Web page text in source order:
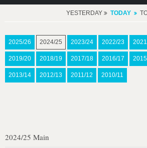
YESTERDAY TODAY
2025/26 2024/25 2023/24 2022/23
2019/20 2018/19 2017/18 2016/17
2013/14 2012/13 2011/12 2010/11
2024/25 Main